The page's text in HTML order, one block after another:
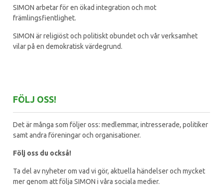
SIMON arbetar för en ökad integration och mot
främlingsfientlighet.
SIMON är religiöst och politiskt obundet och vår verksamhet
vilar på en demokratisk värdegrund.
FÖLJ OSS!
Det är många som följer oss: medlemmar, intresserade, politiker
samt andra föreningar och organisationer.
Följ oss du också!
Ta del av nyheter om vad vi gör, aktuella händelser och mycket
mer genom att följa SIMON i våra sociala medier.